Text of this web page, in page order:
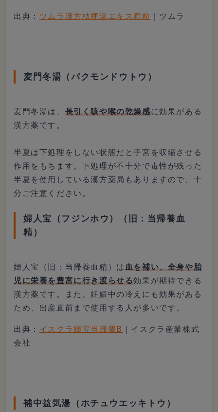
出典： ツムラ漢方桔梗湯エキス顆粒 ｜ツムラ
麦門冬湯（バクモンドウトウ）
麦門冬湯は、 長引く咳や喉の乾燥感に効果がある
漢方薬です。
半夏は下処理をしない状態だと子宮を収縮させる
作用をもちます。下処理が不十分で毒性が残った
半夏を使用している漢方薬局もありますので、十
分ご注意ください。
婦人宝（フジンホウ）（旧：当帰養血
精）
婦人宝（旧：当帰養血精）は血を補い、全身や胎
児に栄養を豊富に行き渡らせる効果が期待できる
漢方薬です。また、妊娠中の冷えにも効果がある
ため、出産直前まで使用する人が多いです。
出典： イスクラ婦宝当帰膠B
｜イスクラ産業株式
会社
補中益気湯（ホチュウエッキトウ）